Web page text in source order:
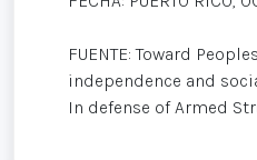
FUENTE: Toward
independence and
In defense of Armed